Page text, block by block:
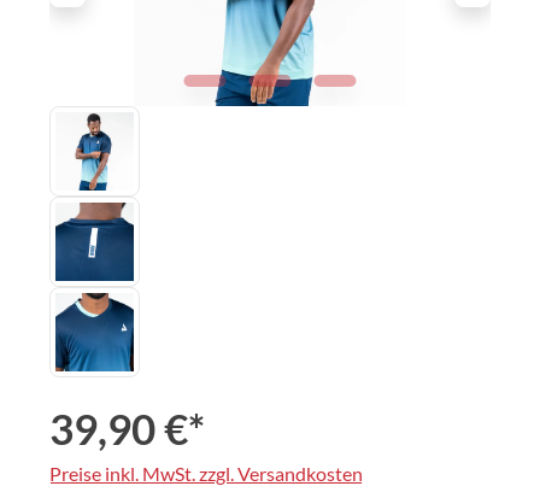
39,90 €*
Preise inkl. MwSt. zzgl. Versandkosten